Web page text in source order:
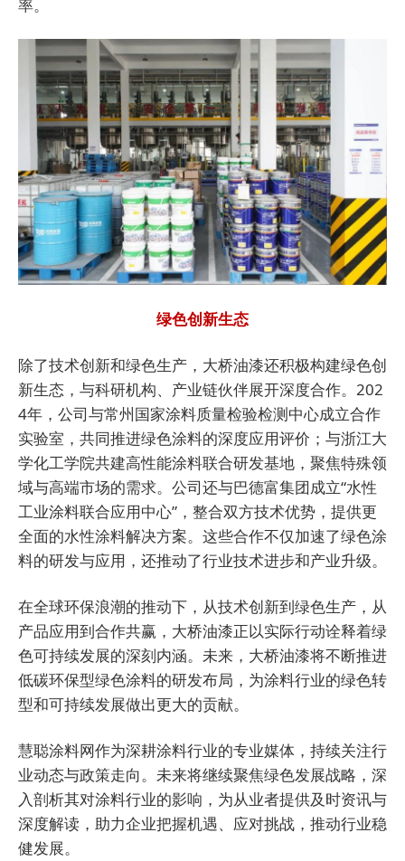
率。
绿色创新生态
除了技术创新和绿色生产，大桥油漆还积极构建绿色创
新生态，与科研机构、产业链伙伴展开深度合作。202
4年，公司与常州国家涂料质量检验检测中心成立合作
实验室，共同推进绿色涂料的深度应用评价；与浙江大
学化工学院共建高性能涂料联合研发基地，聚焦特殊领
域与高端市场的需求。公司还与巴德富集团成立“水性
工业涂料联合应用中心”，整合双方技术优势，提供更
全面的水性涂料解决方案。这些合作不仅加速了绿色涂
料的研发与应用，还推动了行业技术进步和产业升级。
在全球环保浪潮的推动下，从技术创新到绿色生产，从
产品应用到合作共赢，大桥油漆正以实际行动诠释着绿
色可持续发展的深刻内涵。未来，大桥油漆将不断推进
低碳环保型绿色涂料的研发布局，为涂料行业的绿色转
型和可持续发展做出更大的贡献。
慧聪涂料网作为深耕涂料行业的专业媒体，持续关注行
业动态与政策走向。未来将继续聚焦绿色发展战略，深
入剖析其对涂料行业的影响，为从业者提供及时资讯与
深度解读，助力企业把握机遇、应对挑战，推动行业稳
健发展。